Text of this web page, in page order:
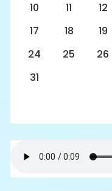
10
11 12
17
18 19
24
25 26
31